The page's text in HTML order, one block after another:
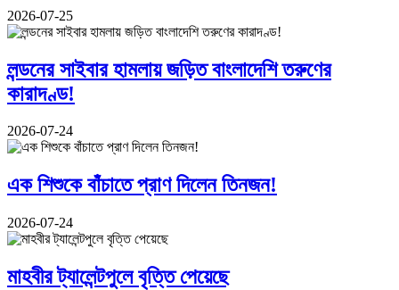
2026-07-25
লন্ডনের সাইবার হামলায় জড়িত বাংলাদেশি তরুণের
কারাদণ্ড!
2026-07-24
এক শিশুকে বাঁচাতে প্রাণ দিলেন তিনজন!
2026-07-24
মাহবীর ট্যালেন্টপুলে বৃত্তি পেয়েছে